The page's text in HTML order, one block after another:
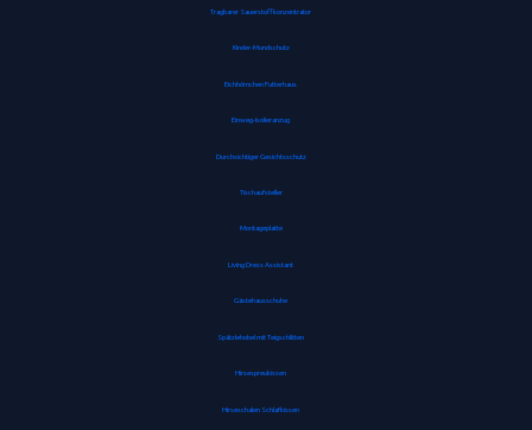
Tragbarer Sauerstoffkonzentrator
Kinder-Mundschutz
Eichhörnchen Futterhaus
Einweg-Isolieranzug
Durchsichtiger Gesichtsschutz
Tischaufsteller
Montageplatte
Living Dress Assistant
Gästehausschuhe
Spätzlehobel mit Teigschlitten
Hirsespreukissen
Hirseschalen Schlafkissen